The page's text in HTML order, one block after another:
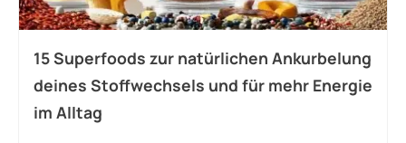
15 Superfoods zur natürlichen Ankurbelung
deines Stoffwechsels und für mehr Energie
im Alltag